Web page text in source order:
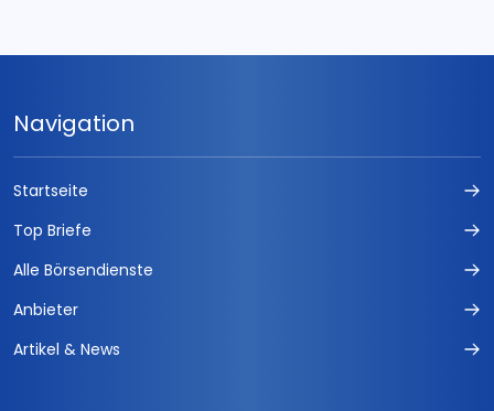
Navigation
Startseite
Top Briefe
Alle Börsendienste
Anbieter
Artikel & News